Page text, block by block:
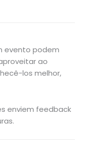
evento podem
ao
los melhor,
enviem feedback